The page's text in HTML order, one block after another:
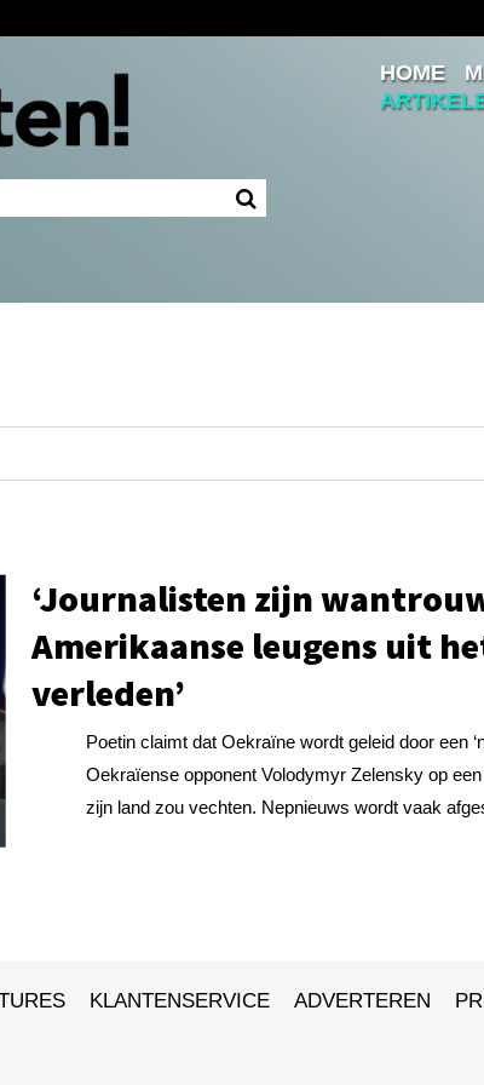
Inloggen
Ingelogd blijven
HOME
‘Journalisten zijn
Amerikaanse leugens uit
verleden’
Poetin claimt dat Oekraïne wordt geleid door een
Oekraïense opponent Volodymyr Zelensky op
zijn land zou vechten. Nepnieuws wordt vaak
KLANTENSERVICE ADVERTEREN